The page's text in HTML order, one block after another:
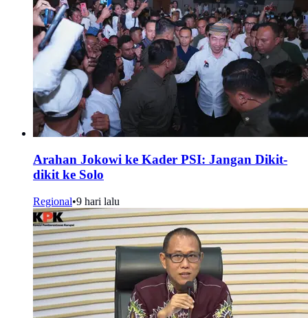
Arahan Jokowi ke Kader PSI: Jangan Dikit-
dikit ke Solo
Regional•9 hari lalu